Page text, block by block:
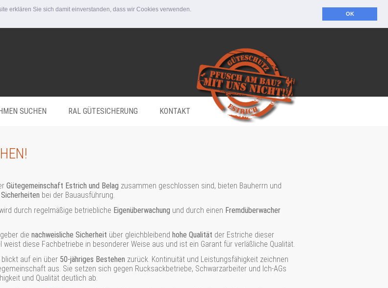
erklären Sie sich damit einverstanden, dass wir Cookies verwenden.
OK
SUCHEN RAL GÜTESICHERUNG KONTAKT
Gütegemeinschaft Estrich und Belag zusammen geschlossen sind, bieten Bauherrn und
bei der Bauausführung.
durch regelmäßige betriebliche Eigenüberwachung und durch einen Fremdüberwacher
die nachweisliche Sicherheit über gleichbleibend hohe Qualität der Estriche dieser
weist diese Fachbetriebe in besonderer Weise aus und ist ein Garant für verläßliche Qualität.
auf ein über 50-jähriges Bestehen zurück. Kontinuität und Leistungsfähigkeit zeichnen
aus. Sie setzen sich gegen Rucksackbetriebe, Schwarzarbeiter und Ich-AGs
und Qualität deutlich ab.